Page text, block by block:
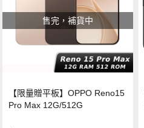
售完，補貨中
【限量贈平板】OPPO Reno15
Pro Max 12G/512G